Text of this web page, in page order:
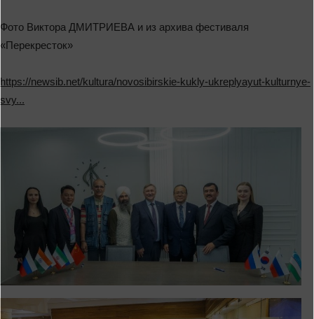
Фото Виктора ДМИТРИЕВА и из архива фестиваля
«Перекресток»
https://newsib.net/kultura/novosibirskie-kukly-ukreplyayut-kulturnye-
svy...